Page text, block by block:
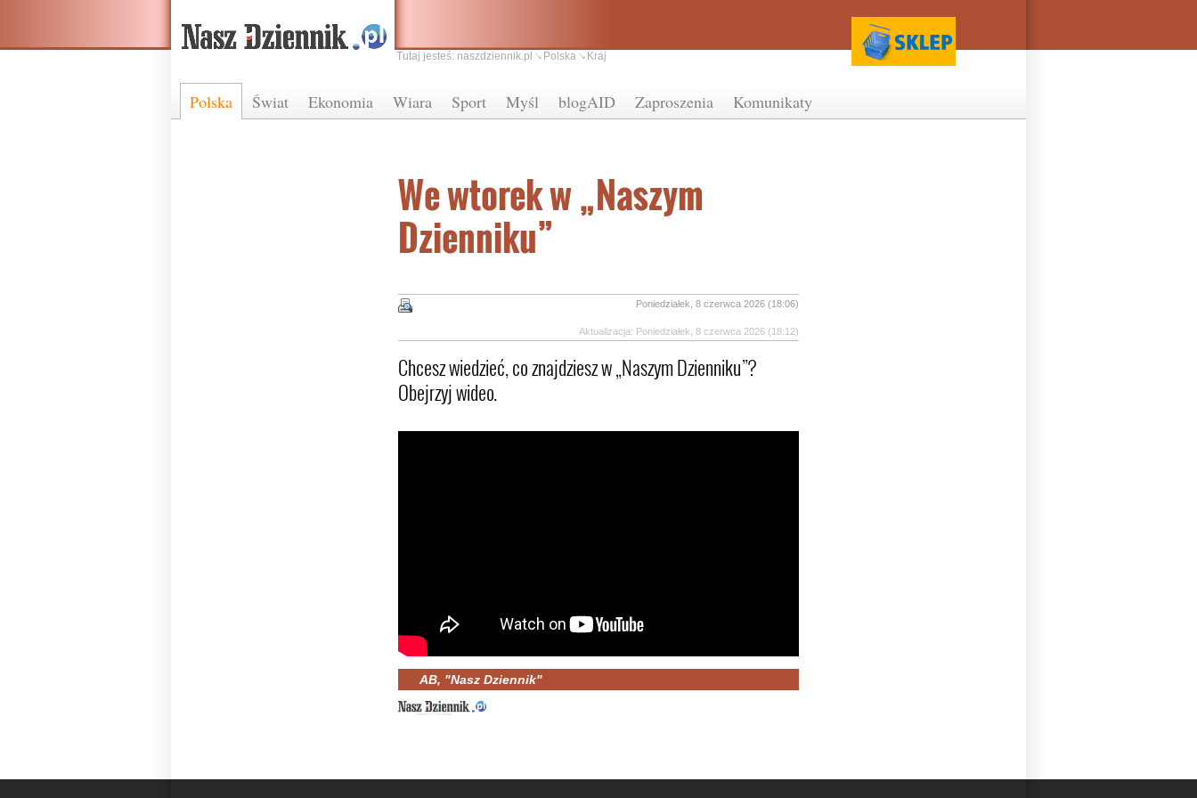
Polska Świat Ekonomia Wiara Sport Myśl blogAID Zaproszenia Komunikaty
Tutaj jesteś: naszdziennik.pl Polska Kraj
We wtorek w „Naszym
Dzienniku”
Poniedziałek, 8 czerwca 2026 (18:06)
Aktualizacja: Poniedziałek, 8 czerwca 2026 (18:12)
Chcesz wiedzieć, co znajdziesz w „Naszym Dzienniku”?
Obejrzyj wideo.
AB, "Nasz Dziennik"